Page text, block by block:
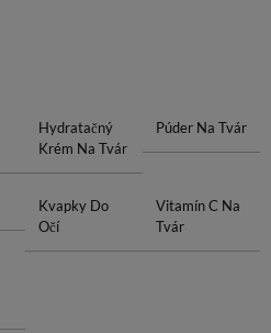
Hydratačný
Krém Na Tvár
Púder Na Tvár
Kvapky Do
Očí
Vitamín C Na
Tvár